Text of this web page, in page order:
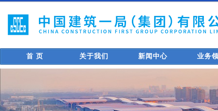
首 页 关于我们 新闻中心 业务